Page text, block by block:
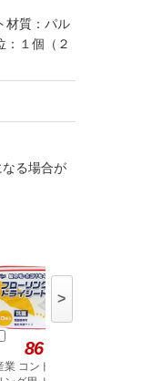
材質：パル
：１個（２
る場合が
86
業 コンドルフ
>